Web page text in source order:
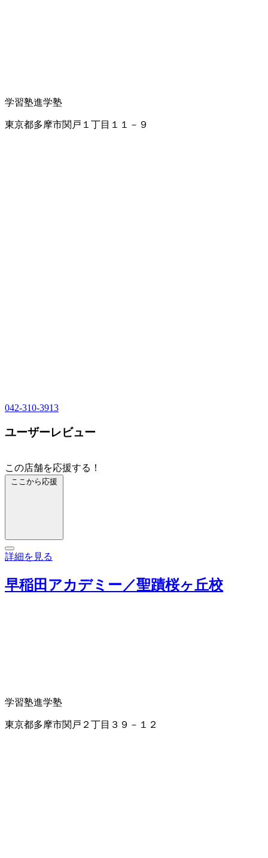
学習塾進学塾
東京都多摩市関戸１丁目１１－９
042-310-3913
ユーザーレビュー
この店舗を応援する！
ここから応援
詳細を見る
早稲田アカデミー／聖蹟桜ヶ丘校
学習塾進学塾
東京都多摩市関戸２丁目３９－１２